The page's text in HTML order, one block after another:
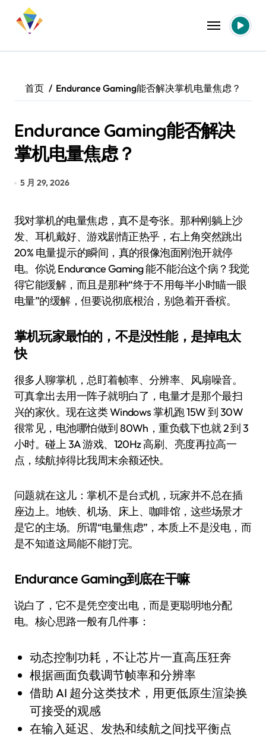
首页 Endurance Gaming能否解决掌机电量焦虑？
Endurance Gaming能否解决
掌机电量焦虑？
5 月 29, 2026
我对掌机的电量焦虑，真不是夸张。那种刚躺上沙
发、耳机戴好、游戏剧情正热乎，右上角突然跳出
20% 电量提示的瞬间，真的很像泡面刚泡开就停
电。你说 Endurance Gaming 能不能治这个病？我觉
得它能缓解，而且是那种“终于不用每半小时瞄一眼
电量”的缓解，但要说彻底根治，别急着开香槟。
掌机玩家最怕的，不是没性能，是掉电太
快
很多人聊掌机，总盯着帧率、分辨率、风扇噪音。
可真拿出去用一阵子就明白了，电量才是那个最扫
兴的家伙。现在这类 Windows 掌机跑 15W 到 30W
很常见，电池哪怕做到 80Wh，重负载下也就 2 到 3
小时。碰上 3A 游戏、120Hz 高刷、亮度再拉高一
点，续航掉得比我周末余额还快。
问题就在这儿：掌机不是台式机，玩家并不总在插
座边上。地铁、机场、床上、咖啡馆，这些场景才
是它的主场。所谓“电量焦虑”，本质上不是没电，而
是不知道这局能不能打完。
Endurance Gaming到底在干嘛
说白了，它不是凭空变出电，而是更聪明地分配
电。核心思路一般有几件事：
动态控制功耗，不让芯片一直高压狂奔
根据画面负载调节帧率和分辨率
借助 AI 超分这类技术，用更低原生渲染换
可接受的观感
在输入延迟、发热和续航之间找平衡点